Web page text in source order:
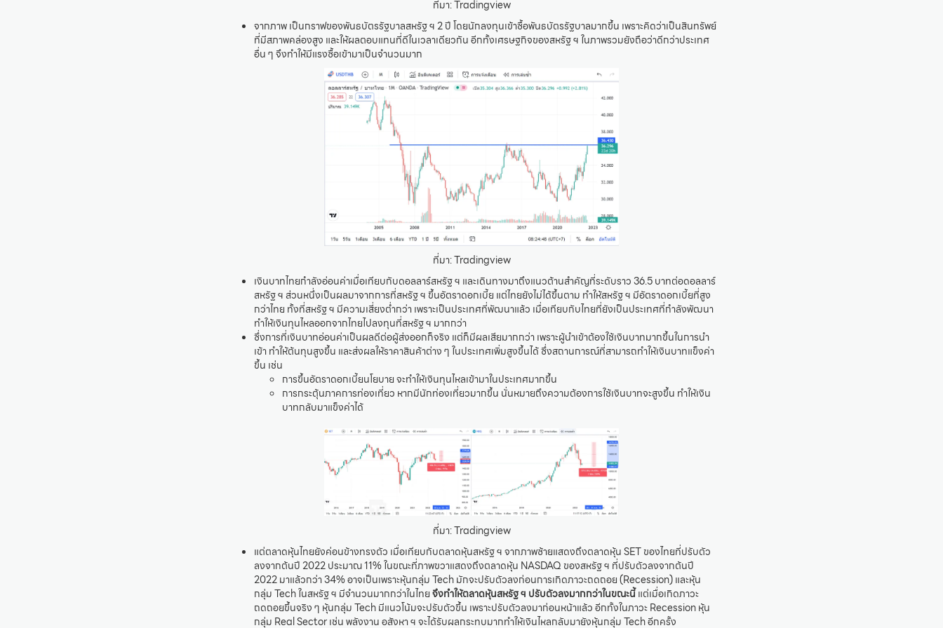
ที่มา: Tradingview
จากภาพ เป็นกราฟของพันธบัตรรัฐบาลสหรัฐ ฯ 2 ปี โดยนักลงทุนเข้าซื้อพันธบัตรรัฐบาลมากขึ้น เพราะคิดว่าเป็นสินทรัพย์
ที่มีสภาพคล่องสูง และให้ผลตอบแทนที่ดีในเวลาเดียวกัน อีกทั้งเศรษฐกิจของสหรัฐ ฯ ในภาพรวมยังถือว่าดีกว่าประเทศ
อื่น ๆ จึงทำให้มีแรงซื้อเข้ามาเป็นจำนวนมาก
ที่มา: Tradingview
เงินบาทไทยกำลังอ่อนค่าเมื่อเทียบกับดอลลาร์สหรัฐ ฯ และเดินทางมาถึงแนวต้านสำคัญที่ระดับราว 36.5 บาทต่อดอลลาร์
สหรัฐ ฯ ส่วนหนึ่งเป็นผลมาจากการที่สหรัฐ ฯ ขึ้นอัตราดอกเบี้ย แต่ไทยยังไม่ได้ขึ้นตาม ทำให้สหรัฐ ฯ มีอัตราดอกเบี้ยที่สูง
กว่าไทย ทั้งที่สหรัฐ ฯ มีความเสี่ยงต่ำกว่า เพราะเป็นประเทศที่พัฒนาแล้ว เมื่อเทียบกับไทยที่ยังเป็นประเทศที่กำลังพัฒนา
ทำให้เงินทุนไหลออกจากไทยไปลงทุนที่สหรัฐ ฯ มากกว่า
ซึ่งการที่เงินบาทอ่อนค่าเป็นผลดีต่อผู้ส่งออกก็จริง แต่ก็มีผลเสียมากกว่า เพราะผู้นำเข้าต้องใช้เงินบาทมากขึ้นในการนำ
เข้า ทำให้ต้นทุนสูงขึ้น และส่งผลให้ราคาสินค้าต่าง ๆ ในประเทศเพิ่มสูงขึ้นได้ ซึ่งสถานการณ์ที่สามารถทำให้เงินบาทแข็งค่า
ขึ้น เช่น
การขึ้นอัตราดอกเบี้ยนโยบาย จะทำให้เงินทุนไหลเข้ามาในประเทศมากขึ้น
การกระตุ้นภาคการท่องเที่ยว หากมีนักท่องเที่ยวมากขึ้น นั่นหมายถึงความต้องการใช้เงินบาทจะสูงขึ้น ทำให้เงิน
บาทกลับมาแข็งค่าได้
ที่มา: Tradingview
แต่ตลาดหุ้นไทยยังค่อนข้างทรงตัว เมื่อเทียบกับตลาดหุ้นสหรัฐ ฯ จากภาพซ้ายแสดงถึงตลาดหุ้น SET ของไทยที่ปรับตัว
ลงจากต้นปี 2022 ประมาณ 11% ในขณะที่ภาพขวาแสดงถึงตลาดหุ้น NASDAQ ของสหรัฐ ฯ ที่ปรับตัวลงจากต้นปี
2022 มาแล้วกว่า 34% อาจเป็นเพราะหุ้นกลุ่ม Tech มักจะปรับตัวลงก่อนการเกิดภาวะถดถอย (Recession) และหุ้น
กลุ่ม Tech ในสหรัฐ ฯ มีจำนวนมากกว่าในไทยจึงทำให้ตลาดหุ้นสหรัฐ ฯ ปรับตัวลงมากกว่าในขณะนี้แต่เมื่อเกิดภาวะ
ถดถอยขึ้นจริง ๆ หุ้นกลุ่ม Tech มีแนวโน้มจะปรับตัวขึ้น เพราะปรับตัวลงมาก่อนหน้าแล้ว อีกทั้งในภาวะ Recession หุ้น
กลุ่ม Real Sector เช่น พลังงาน อสังหา ฯ จะได้รับผลกระทบมากทำให้เงินไหลกลับมายังหุ้นกลุ่ม Tech อีกครั้ง